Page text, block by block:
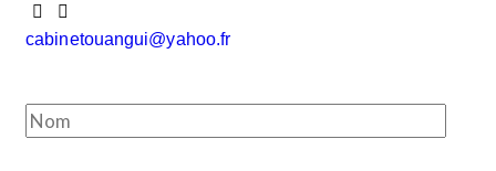
cabinetouangui@yahoo.fr